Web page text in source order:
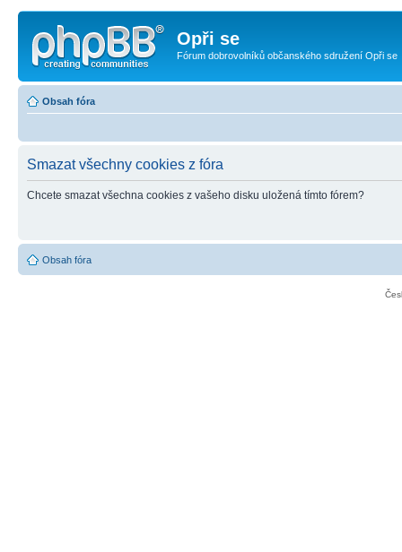
Opři se
Fórum dobrovolníků občanského sdružení Opři se
Obsah fóra
Smazat všechny cookies z fóra
Chcete smazat všechna cookies z vašeho disku uložená tímto fórem?
Obsah fóra